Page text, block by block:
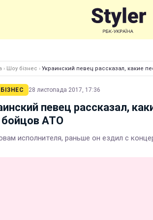
› Шоу бізнес › Украинский певец рассказал, какие
28 листопада 2017, 17:36
певец рассказал,
АТО
исполнителя, раньше он ездил с